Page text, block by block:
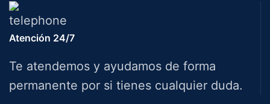
Atención 24/7
Te atendemos y ayudamos de forma
permanente por si tienes cualquier duda.